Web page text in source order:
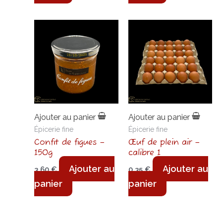
Ajouter au panier
Épicerie fine
Confit de figues –
150g
3,60€
Ajouter au
panier
Ajouter au panier
Épicerie fine
Œuf de plein air –
calibre 1
0,35€
Ajouter au
panier